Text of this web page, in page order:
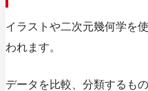
イラストや二次元幾何学を
われます。
データを比較、分類するも